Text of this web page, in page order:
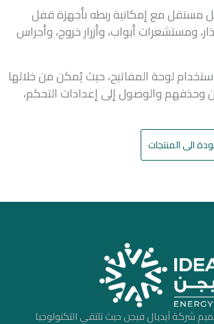
مستقل مع إمكانية ربطه بأجهزة قفل
ومستشعرات أبواب، وأزرار خروج، وأجراس
لوحة المفاتيح، حيث يُمكن من خلالها
وحذفهم والوصول إلى إعدادات التحكم،
الى المنتجات
شركة آيديال فيجن حيث تلتقي التكنولوجيا